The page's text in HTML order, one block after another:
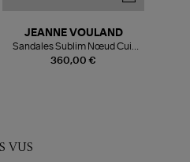
360,00 €
JEANNE VOULAND
Sandales Sublim Nœud Cuir
Suédé Noir
VUS